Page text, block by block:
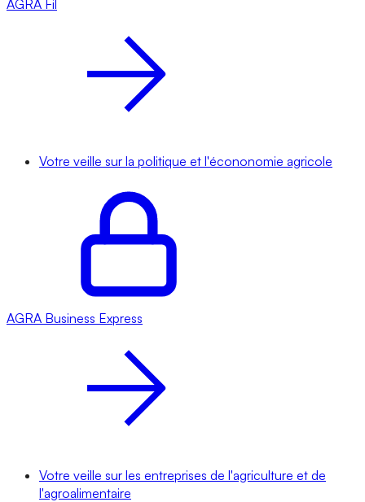
AGRA Fil
Votre veille sur la politique et l'écononomie agricole
AGRA Business Express
Votre veille sur les entreprises de l'agriculture et de
l'agroalimentaire